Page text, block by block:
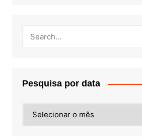
Pesquisa por data
por